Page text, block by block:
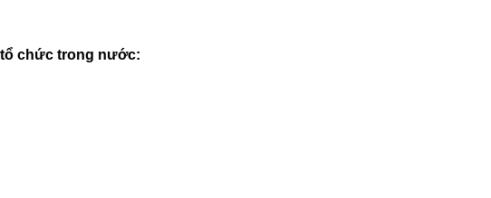
tổ chức trong nước: